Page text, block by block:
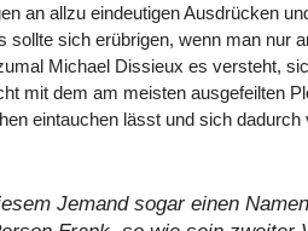
an allzu eindeutigen Ausdrücken
sollte sich erübrigen, wenn man nur
Michael Dissieux es versteht,
mit dem am meisten ausgefeilten
eintauchen lässt und sich
Jemand sogar einen